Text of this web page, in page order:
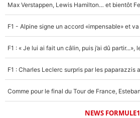
NEWS FORMULE1